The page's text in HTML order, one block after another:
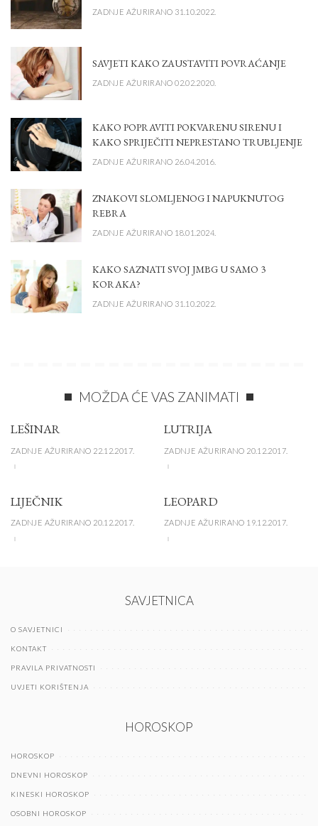
ZADNJE AŽURIRANO 31.10.2022.
SAVJETI KAKO ZAUSTAVITI POVRAĆANJE
ZADNJE AŽURIRANO 02.02.2020.
KAKO POPRAVITI POKVARENU SIRENU I
KAKO SPRIJEČITI NEPRESTANO TRUBLJENJE
ZADNJE AŽURIRANO 26.04.2016.
ZNAKOVI SLOMLJENOG I NAPUKNUTOG
REBRA
ZADNJE AŽURIRANO 18.01.2024.
KAKO SAZNATI SVOJ JMBG U SAMO 3
KORAKA?
ZADNJE AŽURIRANO 31.10.2022.
MOŽDA ĆE VAS ZANIMATI
LEŠINAR
ZADNJE AŽURIRANO 22.12.2017.
LUTRIJA
ZADNJE AŽURIRANO 20.12.2017.
LIJEČNIK
ZADNJE AŽURIRANO 20.12.2017.
LEOPARD
ZADNJE AŽURIRANO 19.12.2017.
SAVJETNICA
O SAVJETNICI
KONTAKT
PRAVILA PRIVATNOSTI
UVJETI KORIŠTENJA
HOROSKOP
HOROSKOP
DNEVNI HOROSKOP
KINESKI HOROSKOP
OSOBNI HOROSKOP